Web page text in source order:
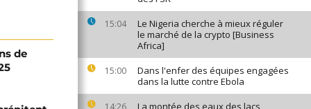
15:04
Le Nigeria cherche à mieux réguler
le marché de la crypto [Business
Africa]
15:00
Dans l'enfer des équipes engagées
dans la lutte contre Ebola
14:26
La montée des eaux des lacs
de